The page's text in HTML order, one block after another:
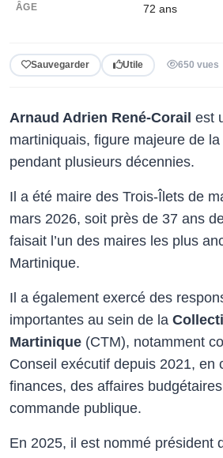
ÂGE 72 ans
Sauvegarder Utile 650 vues
Arnaud Adrien René-Corail est
martiniquais, figure majeure de
pendant plusieurs décennies.
Il a été maire des Trois-Îlets de
mars 2026, soit près de 37 ans
faisait l’un des maires les plus
Martinique.
Il a également exercé des
importantes au sein de la
Martinique (CTM), notamment
Conseil exécutif depuis 2021, en
finances, des affaires
commande publique.
En 2025, il est nommé président